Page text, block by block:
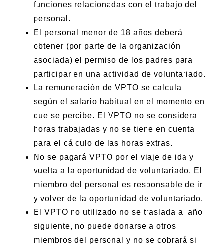
funciones relacionadas con el trabajo del
personal.
El personal menor de 18 años deberá
obtener (por parte de la organización
asociada) el permiso de los padres para
participar en una actividad de voluntariado.
La remuneración de VPTO se calcula
según el salario habitual en el momento en
que se percibe. El VPTO no se considera
horas trabajadas y no se tiene en cuenta
para el cálculo de las horas extras.
No se pagará VPTO por el viaje de ida y
vuelta a la oportunidad de voluntariado. El
miembro del personal es responsable de ir
y volver de la oportunidad de voluntariado.
El VPTO no utilizado no se traslada al año
siguiente, no puede donarse a otros
miembros del personal y no se cobrará si